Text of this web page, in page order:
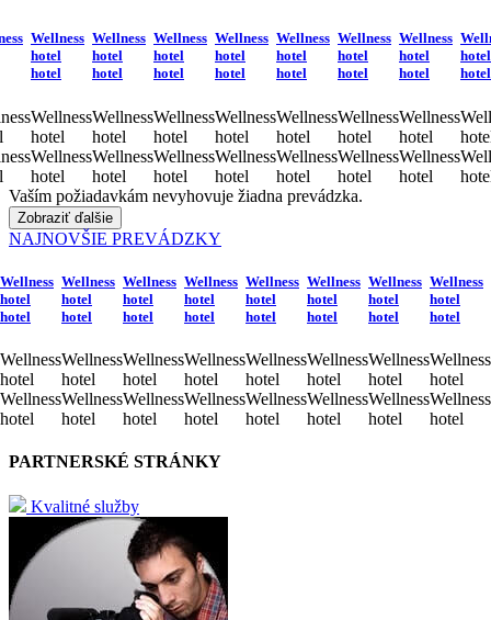
Wellness
hotel
hotel
Wellness
hotel
Wellness
hotel
Wellness
hotel
hotel
Wellness
hotel
Wellness
hotel
Wellness
hotel
hotel
Wellness
hotel
Wellness
hotel
Wellness
hotel
hotel
Wellness
hotel
Wellness
hotel
Wellness
hotel
hotel
Wellness
hotel
Wellness
hotel
Wellness
hotel
hotel
Wellness
hotel
Wellness
hotel
Wellness
hotel
hotel
Wellness
hotel
Wellness
hotel
hotel
hotel
Vaším požiadavkám nevyhovuje žiadna prevádzka.
Zobraziť ďalšie
NAJNOVŠIE PREVÁDZKY
Wellness
hotel
hotel
Wellness
hotel
Wellness
hotel
Wellness
hotel
hotel
Wellness
hotel
Wellness
hotel
Wellness
hotel
hotel
Wellness
hotel
Wellness
hotel
Wellness
hotel
hotel
Wellness
hotel
Wellness
hotel
Wellness
hotel
hotel
Wellness
hotel
Wellness
hotel
Wellness
hotel
hotel
Wellness
hotel
Wellness
hotel
Wellness
hotel
hotel
Wellness
hotel
Wellness
hotel
Wellness
hotel
hotel
Wellness
hotel
Wellness
hotel
PARTNERSKÉ STRÁNKY
Kvalitné služby